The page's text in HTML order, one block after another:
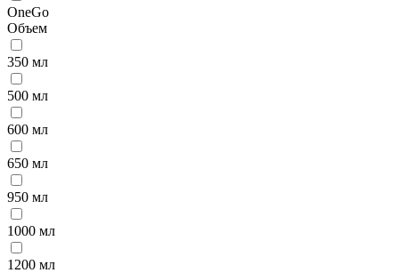
OneGo
Объем
350 мл
500 мл
600 мл
650 мл
950 мл
1000 мл
1200 мл